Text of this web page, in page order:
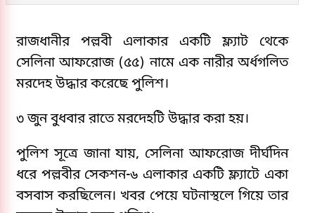
রাজধানীর পল্লবী এলাকার একটি ফ্ল্যাট থেকে
সেলিনা আফরোজ (৫৫) নামে এক নারীর অর্ধগলিত
মরদেহ উদ্ধার করেছে পুলিশ।
৩ জুন বুধবার রাতে মরদেহটি উদ্ধার করা হয়।
পুলিশ সূত্রে জানা যায়, সেলিনা আফরোজ দীর্ঘদিন
ধরে পল্লবীর সেকশন-৬ এলাকার একটি ফ্ল্যাটে একা
বসবাস করছিলেন। খবর পেয়ে ঘটনাস্থলে গিয়ে তার